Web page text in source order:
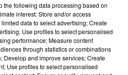
Un ouvrage un éclairage
the following data processing based on
interest: Store and/or access
data to select advertising; Create
Use profiles to select personalised
performance; Measure content
through statistics or combinations
Develop and improve services; Create
Use profiles to select personalised